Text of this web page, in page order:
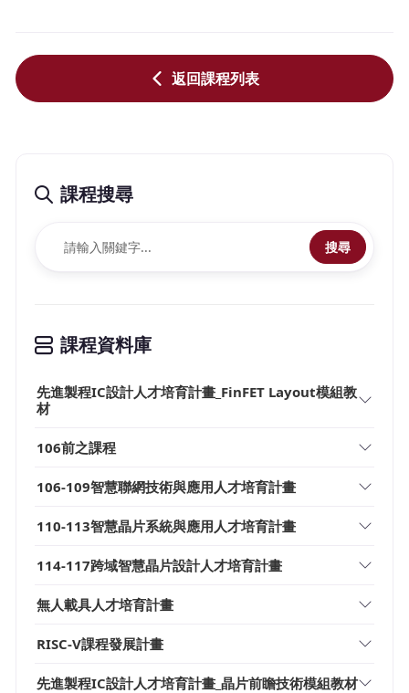
返回課程列表
課程搜尋
搜尋
課程資料庫
先進製程IC設計人才培育計畫_FinFET Layout模組教
材
106前之課程
106-109智慧聯網技術與應用人才培育計畫
110-113智慧晶片系統與應用人才培育計畫
114-117跨域智慧晶片設計人才培育計畫
無人載具人才培育計畫
RISC-V課程發展計畫
先進製程IC設計人才培育計畫_晶片前瞻技術模組教材